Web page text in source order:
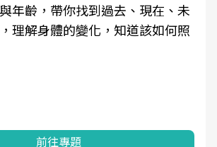
年齡，帶你找到過去、現在、未
理解身體的變化，知道該如何照
前往專題